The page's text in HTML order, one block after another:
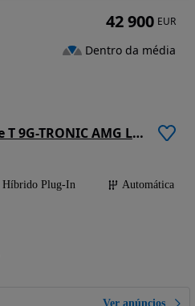
Mercedes-Benz C 300 de T 9G-TRONIC AMG Line
Híbrido Plug-In
Automática
Ver anúncios
42 900 EUR
Dentro da média